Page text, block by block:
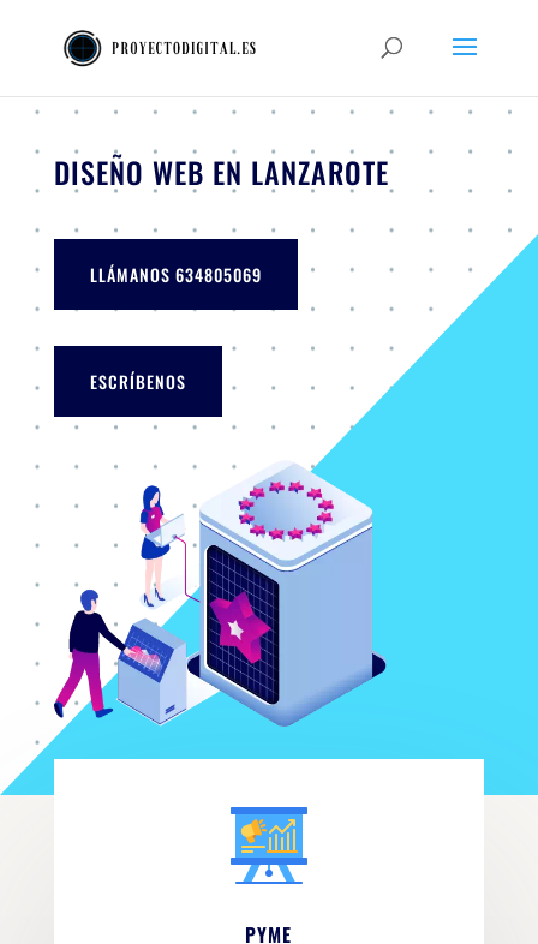
DISEÑO WEB EN LANZAROTE
LLÁMANOS 634805069
ESCRÍBENOS
PYME